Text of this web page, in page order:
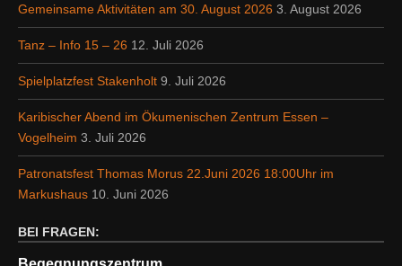
Gemeinsame Aktivitäten am 30. August 2026 3. August 2026
Tanz – Info 15 – 26 12. Juli 2026
Spielplatzfest Stakenholt 9. Juli 2026
Karibischer Abend im Ökumenischen Zentrum Essen –
Vogelheim 3. Juli 2026
Patronatsfest Thomas Morus 22.Juni 2026 18:00Uhr im
Markushaus 10. Juni 2026
BEI FRAGEN: